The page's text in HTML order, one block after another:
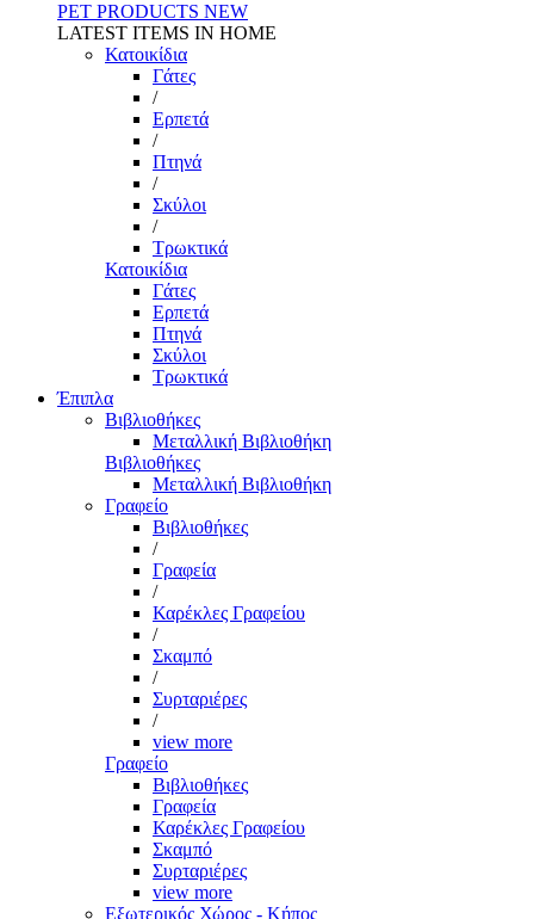
PET PRODUCTS NEW
LATEST ITEMS IN HOME
Κατοικίδια
Γάτες
/
Ερπετά
/
Πτηνά
/
Σκύλοι
/
Τρωκτικά
Κατοικίδια
Γάτες
Ερπετά
Πτηνά
Σκύλοι
Τρωκτικά
Έπιπλα
Βιβλιοθήκες
Μεταλλική Βιβλιοθήκη
Βιβλιοθήκες
Μεταλλική Βιβλιοθήκη
Γραφείο
Βιβλιοθήκες
/
Γραφεία
/
Καρέκλες Γραφείου
/
Σκαμπό
/
Συρταριέρες
/
view more
Γραφείο
Βιβλιοθήκες
Γραφεία
Καρέκλες Γραφείου
Σκαμπό
Συρταριέρες
view more
Εξωτερικός Χώρος - Κήπος